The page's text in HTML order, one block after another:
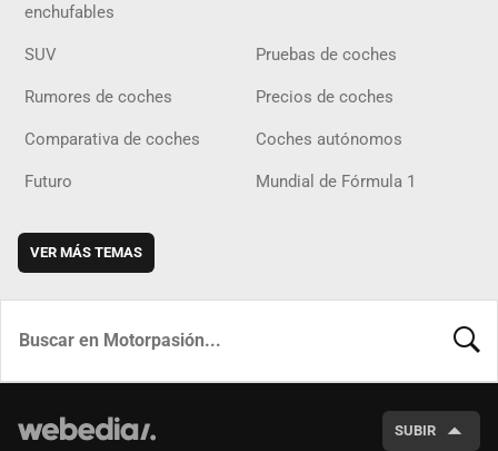
enchufables
SUV Pruebas de coches
Rumores de coches Precios de coches
Comparativa de coches Coches autónomos
Futuro Mundial de Fórmula 1
VER MÁS TEMAS
SUBIR